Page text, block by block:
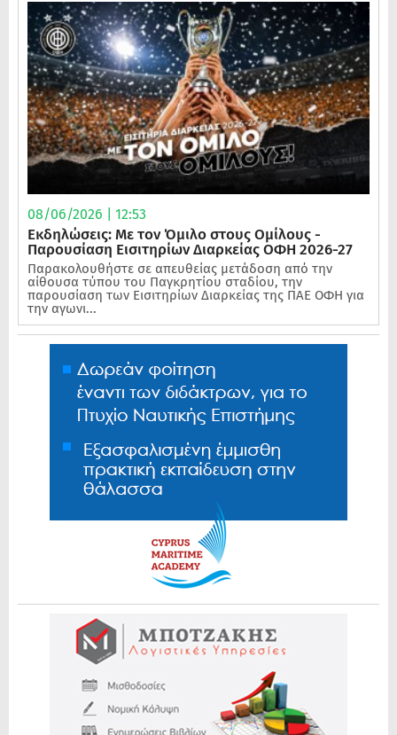
08/06/2026 | 12:53
Εκδηλώσεις: Με τον Όμιλο στους Ομίλους -
Παρουσίαση Εισιτηρίων Διαρκείας ΟΦΗ 2026-27
Παρακολουθήστε σε απευθείας μετάδοση από την
αίθουσα τύπου του Παγκρητίου σταδίου, την
παρουσίαση των Εισιτηρίων Διαρκείας της ΠΑΕ ΟΦΗ για
την αγωνι...